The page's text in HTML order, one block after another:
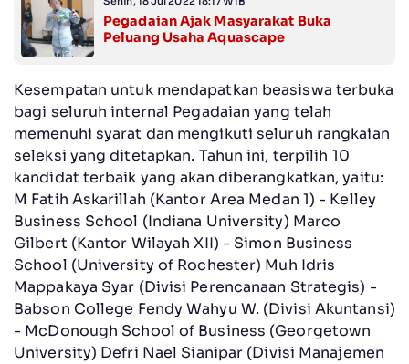
Pegadaian Ajak Masyarakat Buka
Peluang Usaha Aquascape
Kesempatan untuk mendapatkan beasiswa terbuka
bagi seluruh internal Pegadaian yang telah
memenuhi syarat dan mengikuti seluruh rangkaian
seleksi yang ditetapkan. Tahun ini, terpilih 10
kandidat terbaik yang akan diberangkatkan, yaitu:
M Fatih Askarillah (Kantor Area Medan 1) - Kelley
Business School (Indiana University) Marco
Gilbert (Kantor Wilayah XII) - Simon Business
School (University of Rochester) Muh Idris
Mappakaya Syar (Divisi Perencanaan Strategis) -
Babson College Fendy Wahyu W. (Divisi Akuntansi)
- McDonough School of Business (Georgetown
University) Defri Nael Sianipar (Divisi Manajemen